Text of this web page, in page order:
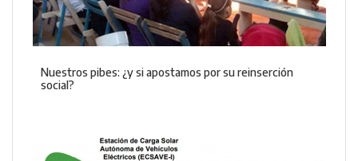
Nuestros pibes: ¿y si apostamos por su reinserción
social?